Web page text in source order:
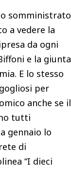
somministrato
a vedere la
da ogni
e la giunta
E lo stesso
per
anche se il
tutti
gennaio lo
di
“I dieci